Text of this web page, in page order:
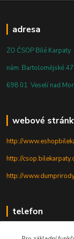
adresa
ZO ČSOP Bílé Karpaty
nám. Bartolomějské 47
698 01 Veselí nad
webové
http://
http://
http://
telefon